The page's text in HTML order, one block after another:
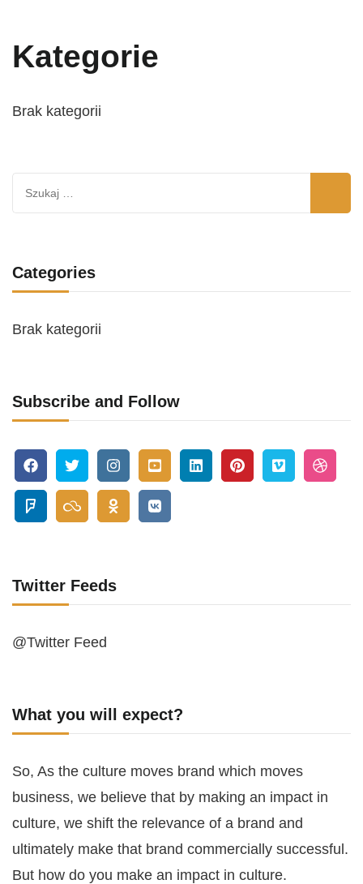
Kategorie
Brak kategorii
Categories
Brak kategorii
Subscribe and Follow
Twitter Feeds
@Twitter Feed
What you will expect?
So, As the culture moves brand which moves
business, we believe that by making an impact in
culture, we shift the relevance of a brand and
ultimately make that brand commercially successful.
But how do you make an impact in culture.